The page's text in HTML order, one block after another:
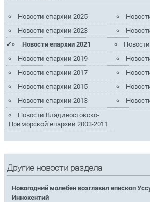
Новости епархии 2025
Новости епархии 2023
Новости епархии 2021
Новости епархии 2019
Новости епархии 2017
Новости епархии 2015
Новости епархии 2013
Новости Владивостокско-
Приморской епархии 2003-2011
Другие новости раздела
Новогодний молебен возглавил епископ
Иннокентий